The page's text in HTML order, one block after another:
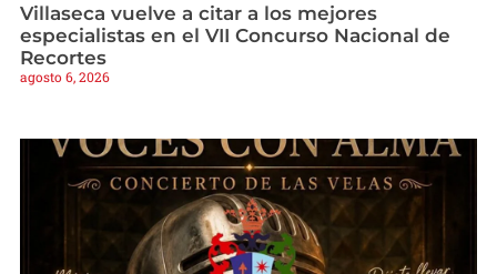
Villaseca vuelve a citar a los mejores
especialistas en el VII Concurso Nacional de
Recortes
agosto 6, 2026